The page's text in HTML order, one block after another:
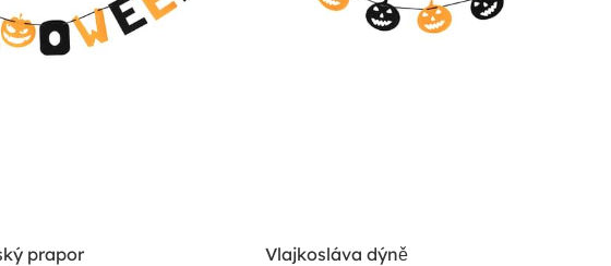
prapor Vlajkosláva dýně